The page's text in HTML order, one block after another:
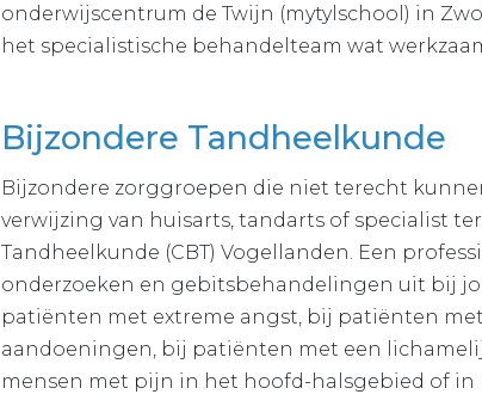
onderwijscentrum de Twijn (mytylschool) in
het specialistische behandelteam wat
Bijzondere Tandheelkunde
Bijzondere zorggroepen die niet terecht
verwijzing van huisarts, tandarts of specialist
Tandheelkunde (CBT) Vogellanden. Een
onderzoeken en gebitsbehandelingen uit bij
patiënten met extreme angst, bij patiënten
aandoeningen, bij patiënten met een
mensen met pijn in het hoofd-halsgebied of in